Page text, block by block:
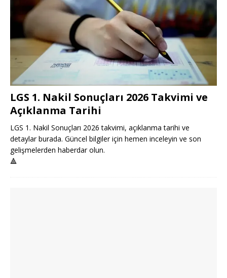
LGS 1. Nakil Sonuçları 2026 Takvimi ve
Açıklanma Tarihi
LGS 1. Nakil Sonuçları 2026 takvimi, açıklanma tarihi ve
detaylar burada. Güncel bilgiler için hemen inceleyin ve son
gelişmelerden haberdar olun.
🔺